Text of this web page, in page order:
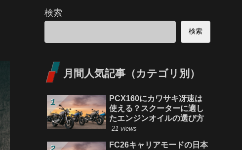
検索
検索
月間人気記事（カテゴリ別）
PCX160にカワサキ冴速は
使える？スクーターに適し
たエンジンオイルの選び方
21 views
FC26キャリアモードの日本